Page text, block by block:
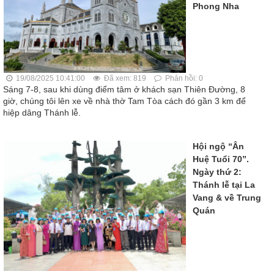
Phong Nha
19/08/2025 10:41:00 Đã xem: 819 Phản hồi: 0
Sáng 7-8, sau khi dùng điểm tâm ở khách sạn Thiên Đường, 8
giờ, chúng tôi lên xe về nhà thờ Tam Tòa cách đó gần 3 km để
hiệp dâng Thánh lễ.
Hội ngộ “Ân
Huệ Tuổi 70”.
Ngày thứ 2:
Thánh lễ tại La
Vang & về Trung
Quán